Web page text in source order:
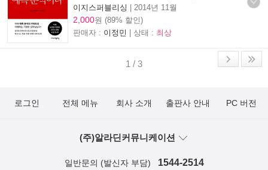
이지스퍼블리싱 | 2014년 11월
2,000원 (89% 할인)
판매자 : 이정민 | 상태 : 최상
1 / 3
로그인 전체 메뉴 회사 소개 출판사 안내 PC 버전
(주)알라딘커뮤니케이션
일반문의 (발신자 부담) 1544-2514